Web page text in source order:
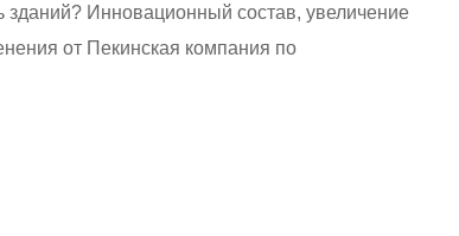
зданий? Инновационный состав, увеличение
от Пекинская компания по